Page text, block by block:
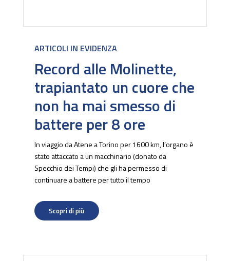
ARTICOLI IN EVIDENZA
Record alle Molinette,
trapiantato un cuore che
non ha mai smesso di
battere per 8 ore
In viaggio da Atene a Torino per 1600 km, l’organo è
stato attaccato a un macchinario (donato da
Specchio dei Tempi) che gli ha permesso di
continuare a battere per tutto il tempo
Scopri di più